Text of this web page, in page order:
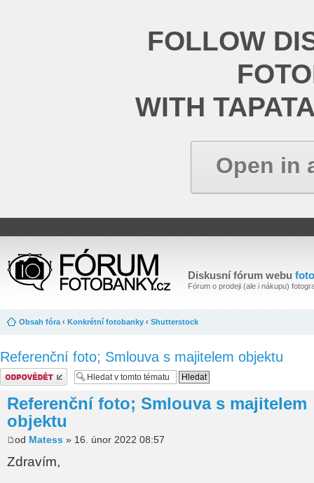
FOLLOW
WITH
Open in
Diskusní fórum webu
Fórum o prodeji (ale i nákupu)
Obsah fóra ‹ Konkrétní fotobanky ‹ Shutterstock
Referenční foto; Smlouva s majitelem objektu
Odeslat odpověď
Referenční foto; Smlouva s majitelem
objektu
od Matess » 16. únor 2022 08:57
Zdravím,